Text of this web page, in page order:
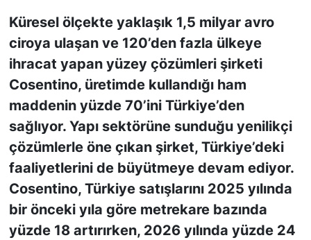
Küresel ölçekte yaklaşık 1,5 milyar avro
ciroya ulaşan ve 120’den fazla ülkeye
ihracat yapan yüzey çözümleri şirketi
Cosentino, üretimde kullandığı ham
maddenin yüzde 70’ini Türkiye’den
sağlıyor. Yapı sektörüne sunduğu yenilikçi
çözümlerle öne çıkan şirket, Türkiye’deki
faaliyetlerini de büyütmeye devam ediyor.
Cosentino, Türkiye satışlarını 2025 yılında
bir önceki yıla göre metrekare bazında
yüzde 18 artırırken, 2026 yılında yüzde 24
KONGRE HABERLERİ
KONGRE TAKVİMİ
RÖPORTAJLAR
BİYOGRAFİLER